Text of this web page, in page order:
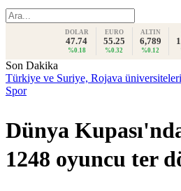
DOLAR
47.74
%0.18
EURO
55.25
%0.32
ALTIN
6,789
%0.12
Son Dakika
Türkiye ve Suriye, Rojava üniversiteleri
Spor
Dünya
1248 oyuncu ter